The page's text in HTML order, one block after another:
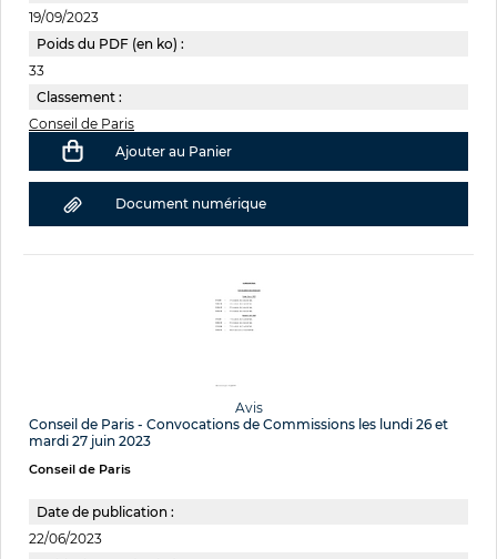
19/09/2023
Poids du PDF (en ko) :
33
Classement :
Conseil de Paris
Ajouter au Panier
Document numérique
Avis
Conseil de Paris - Convocations de Commissions les lundi 26 et
mardi 27 juin 2023
Conseil de Paris
Date de publication :
22/06/2023